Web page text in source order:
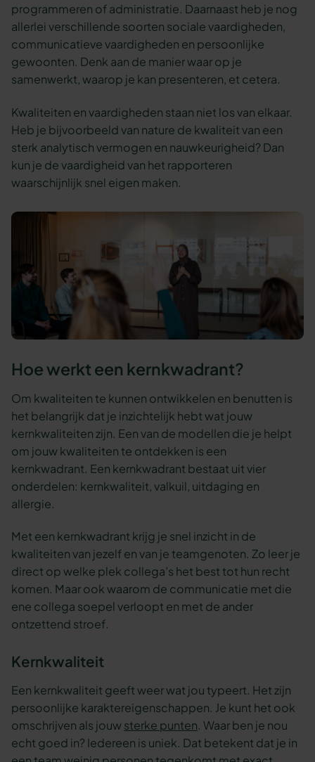
programmeren of administratie. Daarnaast heb je nog
allerlei verschillende soorten sociale vaardigheden,
communicatieve vaardigheden en persoonlijke
gewoonten. Denk aan de manier waar op je
samenwerkt, waarop je kan presenteren, et cetera.
Kwaliteiten en vaardigheden staan niet los van elkaar.
Heb je bijvoorbeeld van nature de kwaliteit van een
sterk analytisch vermogen en nauwkeurigheid? Dan
kun je de vaardigheid van het rapporteren
waarschijnlijk snel eigen maken.
Hoe werkt een kernkwadrant?
Om kwaliteiten te kunnen ontwikkelen en benutten is
het belangrijk dat je inzichtelijk hebt wat jouw
kernkwaliteiten zijn. Een van de modellen die je helpt
om jouw kwaliteiten te ontdekken is een
kernkwadrant. Een kernkwadrant bestaat uit vier
onderdelen: kernkwaliteit, valkuil, uitdaging en
allergie.
Met een kernkwadrant krijg je snel inzicht in de
kwaliteiten van jezelf en van je teamgenoten. Zo leer je
direct op welke plek collega’s het best tot hun recht
komen. Maar ook waarom de communicatie met die
ene collega soepel verloopt en met de ander
ontzettend stroef.
Kernkwaliteit
Een kernkwaliteit geeft weer wat jou typeert. Het zijn
persoonlijke karaktereigenschappen. Je kunt het ook
omschrijven als jouw sterke punten. Waar ben je nou
echt goed in? Iedereen is uniek. Dat betekent dat je in